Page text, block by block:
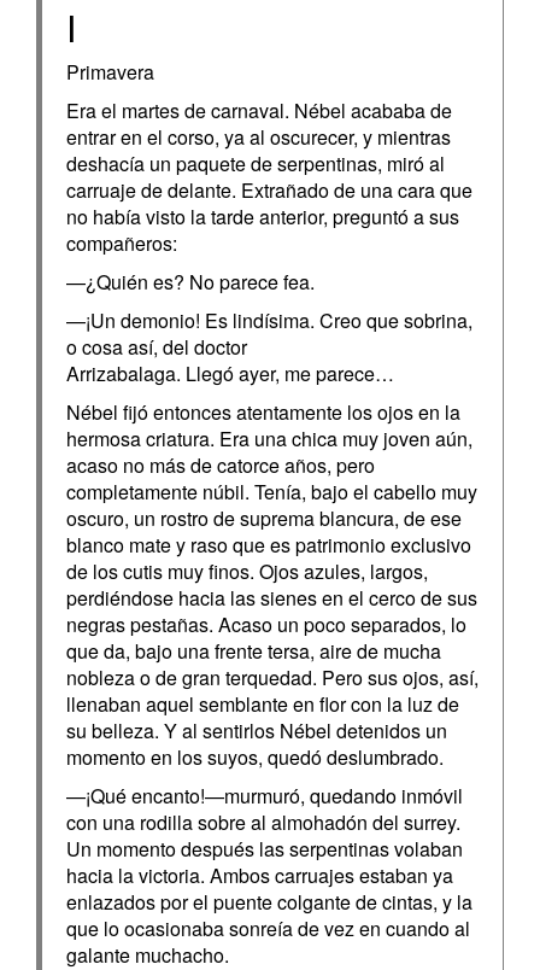
I
Primavera
Era el martes de carnaval. Nébel acababa de
entrar en el corso, ya al oscurecer, y mientras
deshacía un paquete de serpentinas, miró al
carruaje de delante. Extrañado de una cara que
no había visto la tarde anterior, preguntó a sus
compañeros:
—¿Quién es? No parece fea.
—¡Un demonio! Es lindísima. Creo que sobrina,
o cosa así, del doctor
Arrizabalaga. Llegó ayer, me parece…
Nébel fijó entonces atentamente los ojos en la
hermosa criatura. Era una chica muy joven aún,
acaso no más de catorce años, pero
completamente núbil. Tenía, bajo el cabello muy
oscuro, un rostro de suprema blancura, de ese
blanco mate y raso que es patrimonio exclusivo
de los cutis muy finos. Ojos azules, largos,
perdiéndose hacia las sienes en el cerco de sus
negras pestañas. Acaso un poco separados, lo
que da, bajo una frente tersa, aire de mucha
nobleza o de gran terquedad. Pero sus ojos, así,
llenaban aquel semblante en flor con la luz de
su belleza. Y al sentirlos Nébel detenidos un
momento en los suyos, quedó deslumbrado.
—¡Qué encanto!—murmuró, quedando inmóvil
con una rodilla sobre al almohadón del surrey.
Un momento después las serpentinas volaban
hacia la victoria. Ambos carruajes estaban ya
enlazados por el puente colgante de cintas, y la
que lo ocasionaba sonreía de vez en cuando al
galante muchacho.